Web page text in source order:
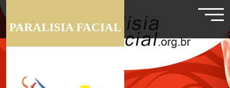
PARALISIA FACIAL